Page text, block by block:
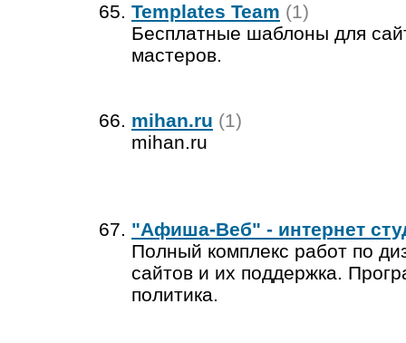
Templates Team (1)
Бесплатные шаблоны для
мастеров.
mihan.ru (1)
mihan.ru
"Афиша-Веб" - интернет
Полный комплекс работ по
сайтов и их поддержка.
политика.